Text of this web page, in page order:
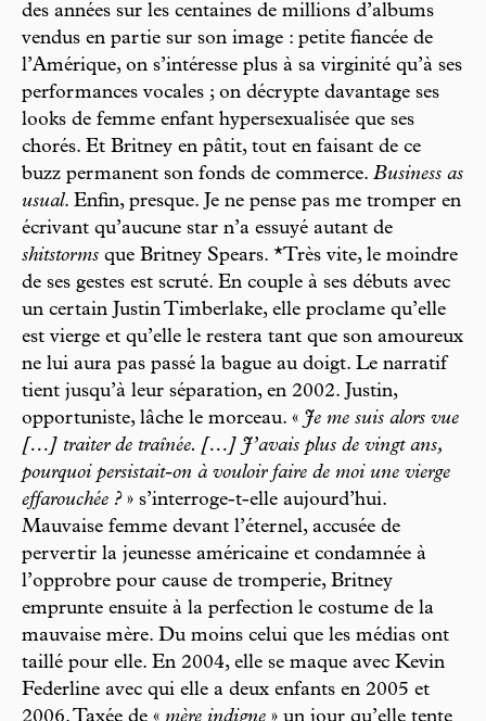
des années sur les centaines de millions d’albums
vendus en partie sur son image : petite fiancée de
l’Amérique, on s’intéresse plus à sa virginité qu’à ses
performances vocales ; on décrypte davantage ses
looks de femme enfant hypersexualisée que ses
chorés. Et Britney en pâtit, tout en faisant de ce
buzz permanent son fonds de commerce. Business as
usual. Enfin, presque. Je ne pense pas me tromper en
écrivant qu’aucune star n’a essuyé autant de
shitstorms que Britney Spears. *Très vite, le moindre
de ses gestes est scruté. En couple à ses débuts avec
un certain Justin Timberlake, elle proclame qu’elle
est vierge et qu’elle le restera tant que son amoureux
ne lui aura pas passé la bague au doigt. Le narratif
tient jusqu’à leur séparation, en 2002. Justin,
opportuniste, lâche le morceau. « Je me suis alors vue
[…] traiter de traînée. […] J’avais plus de vingt ans,
pourquoi persistait-on à vouloir faire de moi une vierge
effarouchée ?» s’interroge-t-elle aujourd’hui.
Mauvaise femme devant l’éternel, accusée de
pervertir la jeunesse américaine et condamnée à
l’opprobre pour cause de tromperie, Britney
emprunte ensuite à la perfection le costume de la
mauvaise mère. Du moins celui que les médias ont
taillé pour elle. En 2004, elle se maque avec Kevin
Federline avec qui elle a deux enfants en 2005 et